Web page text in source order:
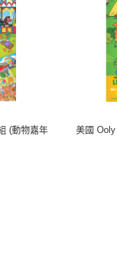
(動物嘉年
美國